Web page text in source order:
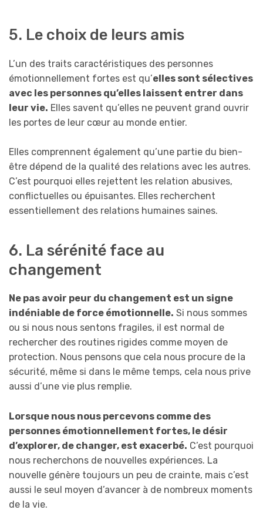
5. Le choix de leurs amis
L’un des traits caractéristiques des personnes
émotionnellement fortes est qu’elles sont sélectives
avec les personnes qu’elles laissent entrer dans
leur vie. Elles savent qu’elles ne peuvent grand ouvrir
les portes de leur cœur au monde entier.
Elles comprennent également qu’une partie du bien-
être dépend de la qualité des relations avec les autres.
C’est pourquoi elles rejettent les relation abusives,
conflictuelles ou épuisantes. Elles recherchent
essentiellement des relations humaines saines.
6. La sérénité face au
changement
Ne pas avoir peur du changement est un signe
indéniable de force émotionnelle. Si nous sommes
ou si nous nous sentons fragiles, il est normal de
rechercher des routines rigides comme moyen de
protection. Nous pensons que cela nous procure de la
sécurité, même si dans le même temps, cela nous prive
aussi d’une vie plus remplie.
Lorsque nous nous percevons comme des
personnes émotionnellement fortes, le désir
d’explorer, de changer, est exacerbé. C’est pourquoi
nous recherchons de nouvelles expériences. La
nouvelle génère toujours un peu de crainte, mais c’est
aussi le seul moyen d’avancer à de nombreux moments
de la vie.